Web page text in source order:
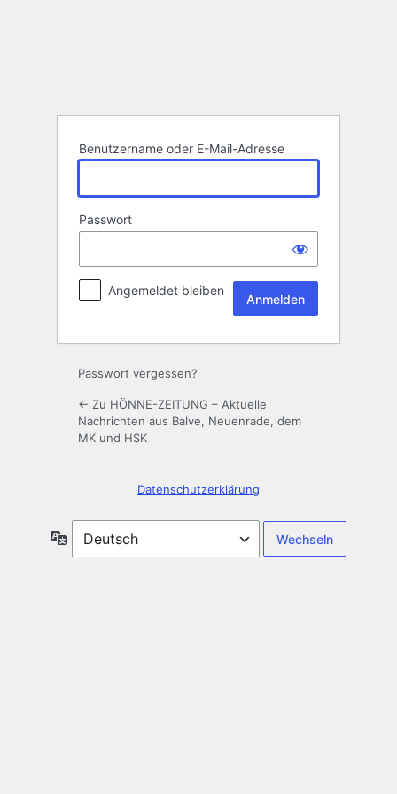
Benutzername oder E-Mail-Adresse
Passwort
Angemeldet bleiben
Passwort vergessen?
← Zu HÖNNE-ZEITUNG – Aktuelle
Nachrichten aus Balve, Neuenrade, dem
MK und HSK
Datenschutzerklärung
Sprache